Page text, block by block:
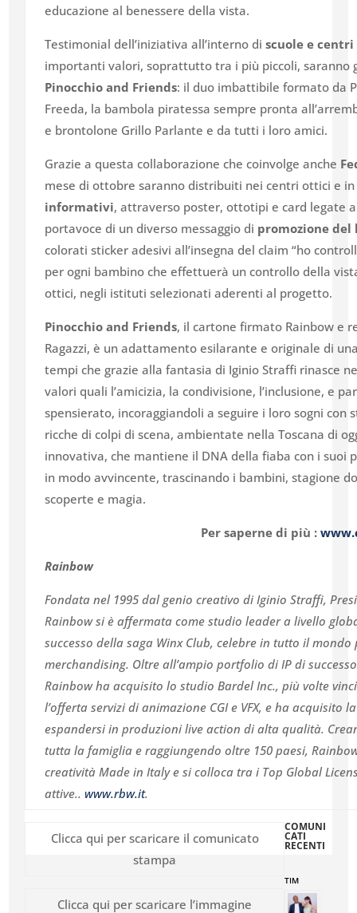
educazione al benessere della vista.
Testimonial dell’iniziativa all’interno discuole e
importanti valori, soprattutto tra i più piccoli, saranno
Pinocchio and Friends: il duo imbattibile formato da
Freeda, la bambola piratessa sempre pronta
e brontolone Grillo Parlante e da tutti i loro amici.
Grazie a questa collaborazione che coinvolge anche
mese di ottobre saranno distribuiti nei centri ottici e
informativi, attraverso poster, ottotipi e card legate
portavoce di un diverso messaggio di promozione del
colorati sticker adesivi all’insegna del claim “ho
per ogni bambino che effettuerà un controllo della
ottici, negli istituti selezionati aderenti al progetto.
Pinocchio and Friends, il cartone firmato Rainbow e
Ragazzi, è un adattamento esilarante e originale di
tempi che grazie alla fantasia di Iginio Straffi rinasce
valori quali l’amicizia, la condivisione, l’inclusione, e
spensierato, incoraggiandoli a seguire i loro sogni con
ricche di colpi di scena, ambientate nella Toscana di
innovativa, che mantiene il DNA della fiaba con i suoi
in modo avvincente, trascinando i bambini, stagione
scoperte e magia.
Per saperne di più :
Rainbow
Fondata nel 1995 dal genio creativo di Iginio Straffi,
Rainbow si è affermata come studio leader a livello
successo della saga Winx Club, celebre in tutto il
merchandising. Oltre all’ampio portfolio di IP di
Rainbow ha acquisito lo studio Bardel Inc., più volte
l’offerta servizi di animazione CGI e VFX, e ha acquisito
espandersi in produzioni live action di alta qualità.
tutta la famiglia e raggiungendo oltre 150 paesi,
creatività Made in Italy e si colloca tra i Top Global
attive..www.rbw.it.
Clicca qui per scaricare il comunicato
stampa
Clicca qui per scaricare l’immagine
COMUNI
CATI
RECENTI
TIM